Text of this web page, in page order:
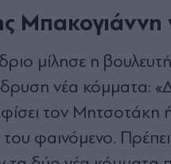
μίλησε η
νέα κόμματα:
τον Μητσοτάκη
του φαινόμενο.